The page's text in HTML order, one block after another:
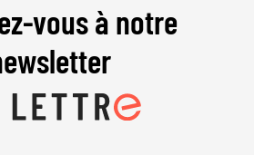
vous à notre